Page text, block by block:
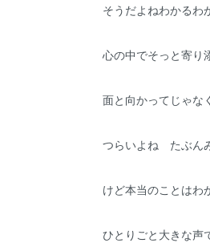
そうだよねわかるわ
心の中でそっと寄り
面と向かってじゃな
つらいよね たぶん
けど本当のことはわ
ひとりごと大きな声